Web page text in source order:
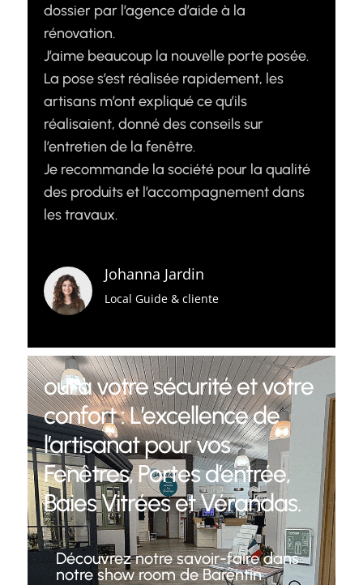
dossier par l’agence d’aide à la
rénovation.
J’aime beaucoup la nouvelle porte posée.
La pose s’est réalisée rapidement, les
artisans m’ont expliqué ce qu’ils
réalisaient, donné des conseils sur
l’entretien de la fenêtre.
Je recommande la société pour la qualité
des produits et l’accompagnement dans
les travaux.
Johanna Jardin
Local Guide & cliente
oui à votre sécurité et votre
confort : L’excellence de
l’artisanat pour vos
Fenêtres, Portes d’entrée,
Baies Vitrées et Vérandas.
Découvrez notre savoir-faire dans
notre show room de Barentin